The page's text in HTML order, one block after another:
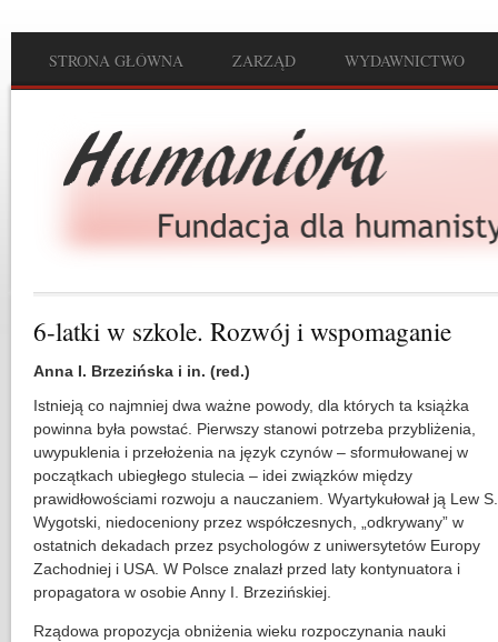
Main menu
STRONA GŁÓWNA ZARZĄD WYDAWNICTWO
6-latki w szkole. Rozwój i wspomaganie
Anna I. Brzezińska i in. (red.)
Istnieją co najmniej dwa ważne powody, dla których ta książka
powinna była powstać. Pierwszy stanowi potrzeba przybliżenia,
uwypuklenia i przełożenia na język czynów – sformułowanej w
początkach ubiegłego stulecia – idei związków między
prawidłowościami rozwoju a nauczaniem. Wyartykułował ją Lew S.
Wygotski, niedoceniony przez współczesnych, „odkrywany” w
ostatnich dekadach przez psychologów z uniwersytetów Europy
Zachodniej i USA. W Polsce znalazł przed laty kontynuatora i
propagatora w osobie Anny I. Brzezińskiej.
Rządowa propozycja obniżenia wieku rozpoczynania nauki